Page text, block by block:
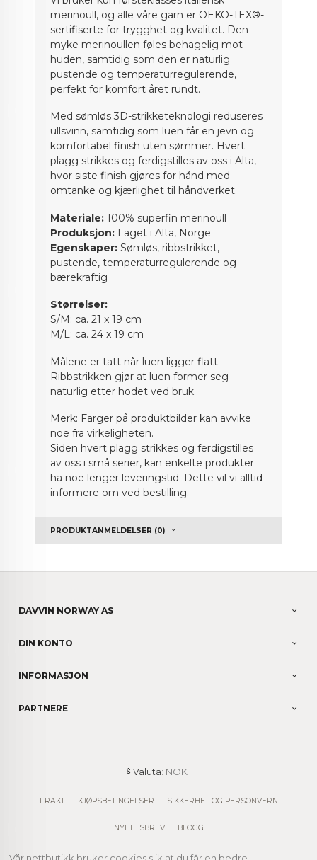
merinoull, og alle våre garn er OEKO-TEX®-
sertifiserte for trygghet og kvalitet. Den
myke merinoullen føles behagelig mot
huden, samtidig som den er naturlig
pustende og temperaturregulerende,
perfekt for komfort året rundt.
Med sømløs 3D-strikketeknologi reduseres
ullsvinn, samtidig som luen får en jevn og
komfortabel finish uten sømmer. Hvert
plagg strikkes og ferdigstilles av oss i Alta,
hvor siste finish gjøres for hånd med
omtanke og kjærlighet til håndverket.
Materiale: 100% superfin merinoull
Produksjon: Laget i Alta, Norge
Egenskaper: Sømløs, ribbstrikket,
pustende, temperaturregulerende og
bærekraftig
Størrelser:
S/M: ca. 21 x 19 cm
M/L: ca. 24 x 19 cm
Målene er tatt når luen ligger flatt.
Ribbstrikken gjør at luen former seg
naturlig etter hodet ved bruk.
Merk: Farger på produktbilder kan avvike
noe fra virkeligheten.
Siden hvert plagg strikkes og ferdigstilles
av oss i små serier, kan enkelte produkter
ha noe lenger leveringstid. Dette vil vi alltid
informere om ved bestilling.
PRODUKTANMELDELSER (0)
DAVVIN NORWAY AS
DIN KONTO
INFORMASJON
PARTNERE
Valuta: NOK
FRAKT KJØPSBETINGELSER SIKKERHET OG PERSONVERN
NYHETSBREV BLOGG